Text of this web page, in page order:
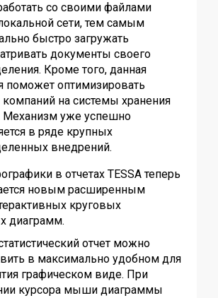
со своими файлами
сети, тем самым
быстро загружать
документы своего
Кроме того, данная
поможет оптимизировать
компаний на системы хранения
Механизм уже успешно
в ряде крупных
внедрений.
в отчетах TESSA теперь
новым расширенным
круговых
диаграмм.
отчет можно
в максимально удобном для
графическом виде. При
курсора мыши диаграммы